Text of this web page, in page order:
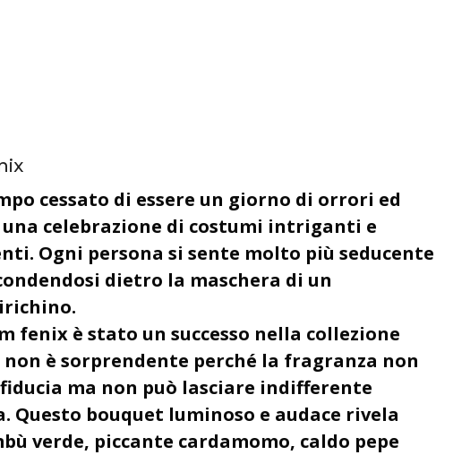
cessato di essere un giorno di orrori ed
una celebrazione di costumi intriganti e
Ogni persona si sente molto più seducente
dietro la maschera di un
fenix è stato un successo nella collezione
non è sorprendente perché la fragranza non
ma non può lasciare indifferente
Questo bouquet luminoso e audace rivela
verde, piccante cardamomo, caldo pepe